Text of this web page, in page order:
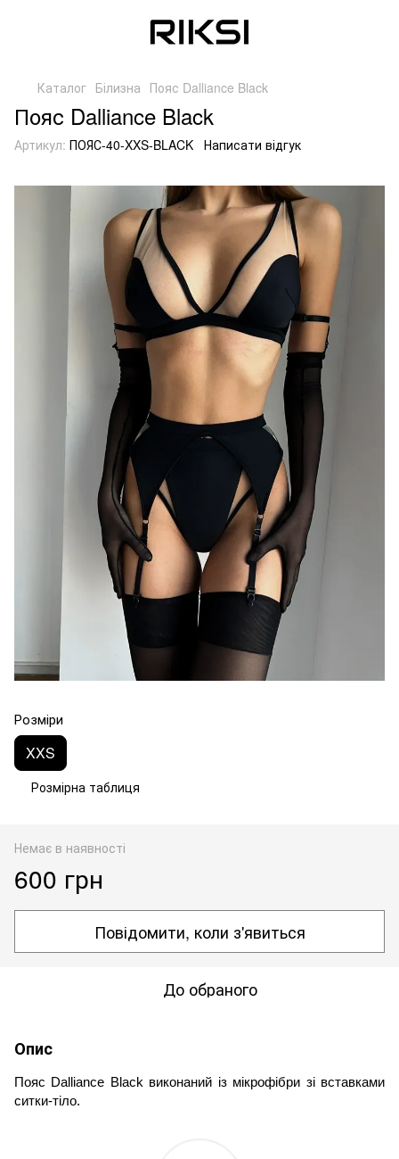
Каталог Білизна Пояс Dalliance Black
Пояс Dalliance Black
Артикул: ПОЯС-40-XXS-BLACK Написати відгук
Розміри
XXS
Розмірна таблиця
Немає в наявності
600 грн
Повідомити, коли з'явиться
До обраного
Опис
Пояс Dalliance Black виконаний із мікрофібри зі вставками
ситки-тіло.